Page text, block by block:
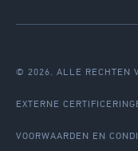
© 2026. ALLE RECHTEN
EXTERNE
VOORWAARDEN EN